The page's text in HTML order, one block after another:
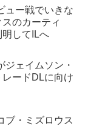
ュー戦でいきな
のカーティ
明してILへ
ジェイムソン・
ードDLに向け
ブ・ミズロウス